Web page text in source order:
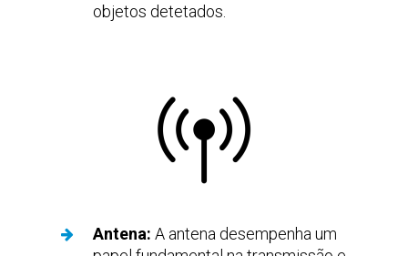
objetos detetados.
Antena: A antena desempenha um